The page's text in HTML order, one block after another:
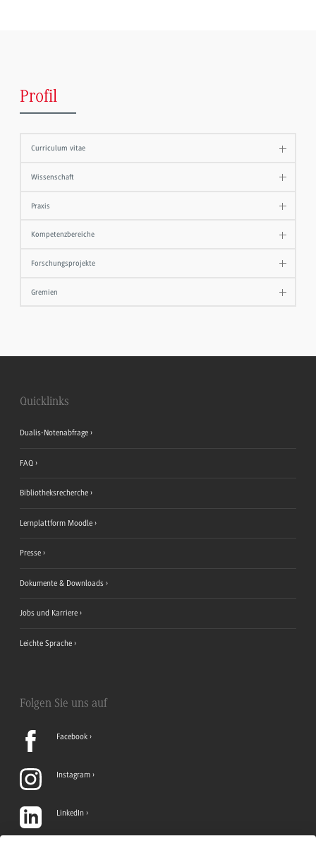
Profil
Curriculum vitae
Wissenschaft
Praxis
Kompetenzbereiche
Forschungsprojekte
Gremien
Quicklinks
Dualis-Notenabfrage
FAQ
Bibliotheksrecherche
Lernplattform Moodle
Presse
Dokumente & Downloads
Jobs und Karriere
Leichte Sprache
Folgen Sie uns auf
Facebook
Instagram
LinkedIn